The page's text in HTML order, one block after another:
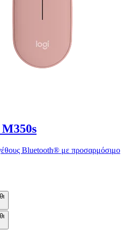
Bluetooth® με προσαρμόσιμο